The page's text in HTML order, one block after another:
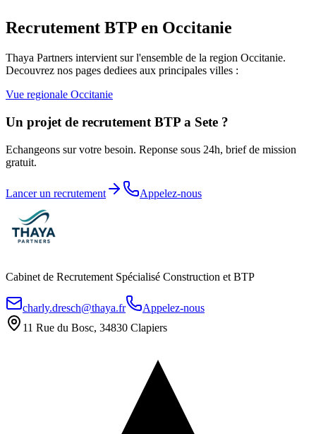
Recrutement BTP en Occitanie
Thaya Partners intervient sur l'ensemble de la region Occitanie.
Decouvrez nos pages dediees aux principales villes :
Vue regionale Occitanie
Un projet de recrutement BTP a Sete ?
Echangeons sur votre besoin. Reponse sous 24h, brief de mission
gratuit.
Lancer un recrutement Appelez-nous
Cabinet de Recrutement Spécialisé Construction et BTP
charly.dresch@thaya.fr
Appelez-nous
11 Rue du Bosc, 34830 Clapiers